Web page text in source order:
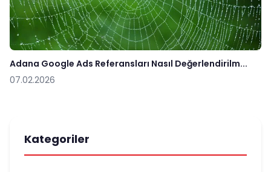
Adana Google Ads Referansları Nasıl Değerlendirilm...
07.02.2026
Kategoriler